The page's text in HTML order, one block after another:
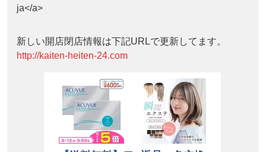
ja</a>
新しい開店閉店情報は下記URLで更新してます。
http://kaiten-heiten-24.com